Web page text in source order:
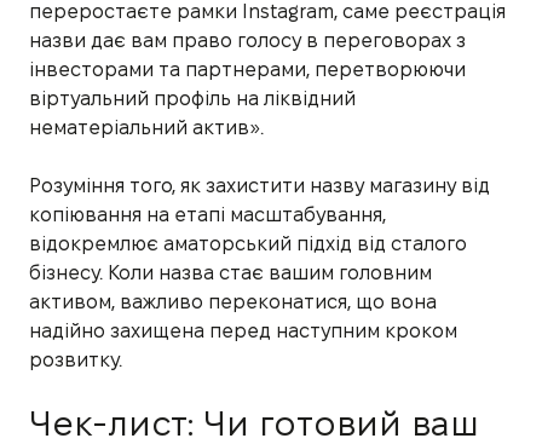
переростаєте рамки Instagram, саме реєстрація
назви дає вам право голосу в переговорах з
інвесторами та партнерами, перетворюючи
віртуальний профіль на ліквідний
нематеріальний актив».
Розуміння того, як захистити назву магазину від
копіювання на етапі масштабування,
відокремлює аматорський підхід від сталого
бізнесу. Коли назва стає вашим головним
активом, важливо переконатися, що вона
надійно захищена перед наступним кроком
розвитку.
Чек-лист: Чи готовий ваш